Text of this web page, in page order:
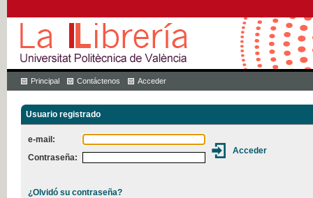
Principal Contáctenos Acceder
Usuario registrado
e-mail:
Contraseña:
¿Olvidó su contraseña?